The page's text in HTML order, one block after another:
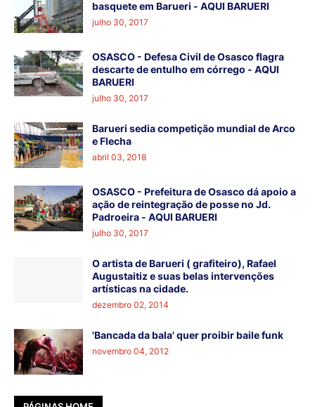
basquete em Barueri - AQUI BARUERI
julho 30, 2017
OSASCO - Defesa Civil de Osasco flagra
descarte de entulho em córrego - AQUI
BARUERI
julho 30, 2017
Barueri sedia competição mundial de Arco
e Flecha
abril 03, 2018
OSASCO - Prefeitura de Osasco dá apoio a
ação de reintegração de posse no Jd.
Padroeira - AQUI BARUERI
julho 30, 2017
O artista de Barueri ( grafiteiro), Rafael
Augustaitiz e suas belas intervenções
artísticas na cidade.
dezembro 02, 2014
'Bancada da bala' quer proibir baile funk
novembro 04, 2012